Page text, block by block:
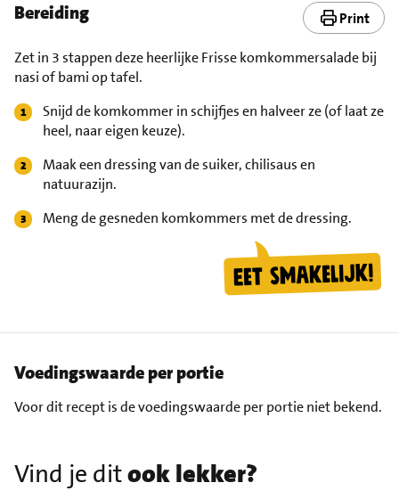
Bereiding Print
Zet in 3 stappen deze heerlijke Frisse komkommersalade bij
nasi of bami op tafel.
Snijd de komkommer in schijfjes en halveer ze (of laat ze
heel, naar eigen keuze).
Maak een dressing van de suiker, chilisaus en
natuurazijn.
Meng de gesneden komkommers met de dressing.
Voedingswaarde per portie
Voor dit recept is de voedingswaarde per portie niet bekend.
Vind je ditook lekker?